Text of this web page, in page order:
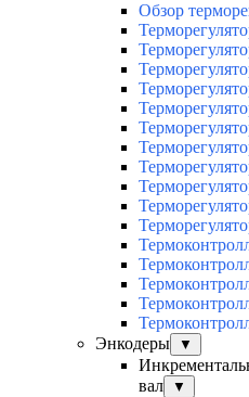
Обзор
Энкодеры
▼
вал
▼